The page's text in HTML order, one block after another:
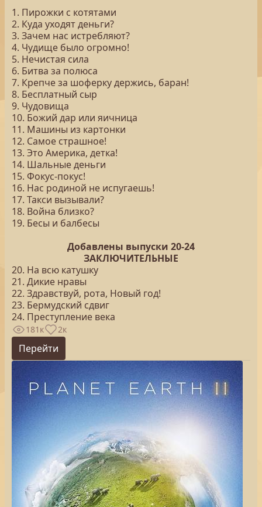
1. Пирожки с котятами
2. Куда уходят деньги?
3. Зачем нас истребляют?
4. Чудище было огромно!
5. Нечистая сила
6. Битва за полюса
7. Крепче за шоферку держись, баран!
8. Бесплатный сыр
9. Чудовища
10. Божий дар или яичница
11. Машины из картонки
12. Самое страшное!
13. Это Америка, детка!
14. Шальные деньги
15. Фокус-покус!
16. Нас родиной не испугаешь!
17. Такси вызывали?
18. Война близко?
19. Бесы и балбесы
Добавлены выпуски 20-24
ЗАКЛЮЧИТЕЛЬНЫЕ
20. На всю катушку
21. Дикие нравы
22. Здравствуй, рота, Новый год!
23. Бермудский сдвиг
24. Преступление века
181к 2к
Перейти